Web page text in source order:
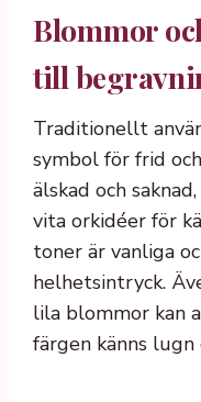
Blommor
till
Traditionellt
symbol för frid
älskad och
vita orkidéer för
toner är vanliga
helhetsintryck.
lila blommor kan
färgen känns lugn